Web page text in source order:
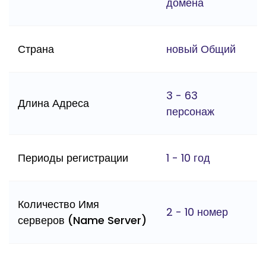
Страна новый Общий
Длина Адреса
3 - 63
персонаж
Периоды регистрации 1 - 10 год
Количество Имя
серверов (Name Server)
2 - 10 номер